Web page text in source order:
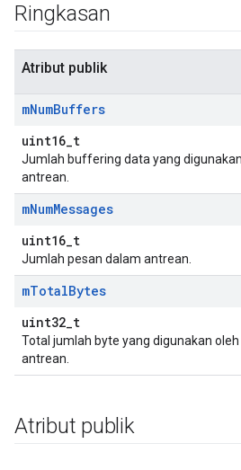
Ringkasan
Atribut publik
mNumBuffers
uint16_t
Jumlah buffering data yang
antrean.
mNumMessages
uint16_t
Jumlah pesan dalam antrean.
mTotalBytes
uint32_t
Total jumlah byte yang digunakan
antrean.
Atribut publik